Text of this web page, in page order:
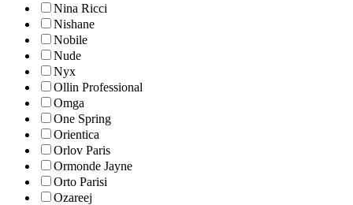
Nina Ricci
Nishane
Nobile
Nude
Nyx
Ollin Professional
Omga
One Spring
Orientica
Orlov Paris
Ormonde Jayne
Orto Parisi
Ozareej